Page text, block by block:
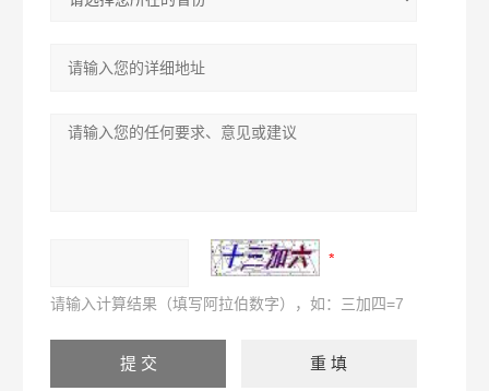
请输入计算结果（填写阿拉伯数字），如：三加四=7